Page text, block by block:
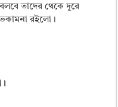
তাদের থেকে দূরে
রইলো।